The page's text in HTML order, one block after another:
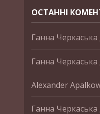
ОСТАННІ
Ганна Черкаська
Ганна Черкаська
Alexander
Ганна Черкаська